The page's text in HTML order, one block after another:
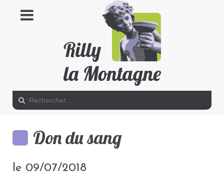
Don du sang
le 09/07/2018